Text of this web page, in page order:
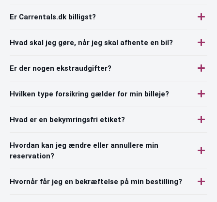
Er Carrentals.dk billigst?
Hvad skal jeg gøre, når jeg skal afhente en bil?
Er der nogen ekstraudgifter?
Hvilken type forsikring gælder for min billeje?
Hvad er en bekymringsfri etiket?
Hvordan kan jeg ændre eller annullere min
reservation?
Hvornår får jeg en bekræftelse på min bestilling?